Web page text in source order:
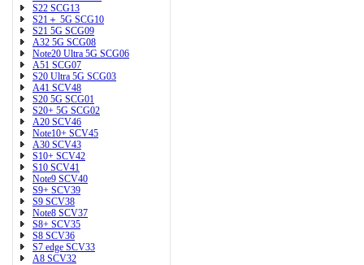
S22 SCG13
S21＋ 5G SCG10
S21 5G SCG09
A32 5G SCG08
Note20 Ultra 5G SCG06
A51 SCG07
S20 Ultra 5G SCG03
A41 SCV48
S20 5G SCG01
S20+ 5G SCG02
A20 SCV46
Note10+ SCV45
A30 SCV43
S10+ SCV42
S10 SCV41
Note9 SCV40
S9+ SCV39
S9 SCV38
Note8 SCV37
S8+ SCV35
S8 SCV36
S7 edge SCV33
A8 SCV32